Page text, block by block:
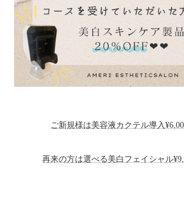
ご新規様は美容液カクテル導入
再来の方は選べる美白フェイシャル